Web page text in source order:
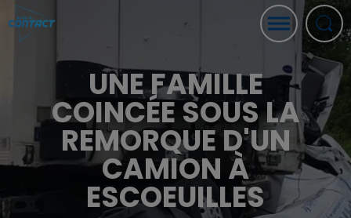
UNE FAMILLE
COINCÉE SOUS LA
REMORQUE D'UN
CAMION À
ESCOEUILLES